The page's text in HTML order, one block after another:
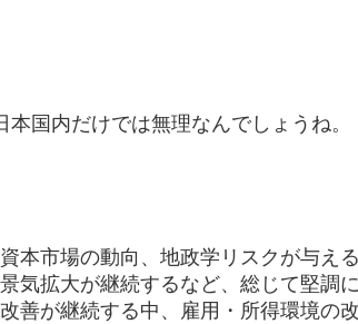
国内だけでは無理なんでしょうね。
本市場の動向、地政学リスクが与え
気拡大が継続するなど、総じて堅調
善が継続する中、雇用・所得環境の